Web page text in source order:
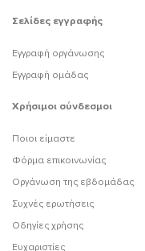
Σελίδες εγγραφής
Εγγραφή οργάνωσης
Εγγραφή ομάδας
Χρήσιμοι σύνδεσμοι
Ποιοι είμαστε
Φόρμα επικοινωνίας
Οργάνωση της εβδομάδας
Συχνές ερωτήσεις
Οδηγίες χρήσης
Ευχαριστίες